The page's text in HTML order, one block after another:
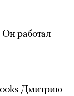
работал
Дмитрию